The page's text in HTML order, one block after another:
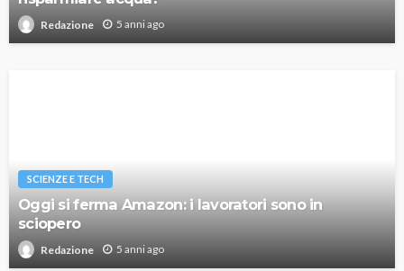
Redazione 5 anni ago
SCIENZE E TECH
Oggi si ferma Amazon: i lavoratori sono in
sciopero
Redazione 5 anni ago